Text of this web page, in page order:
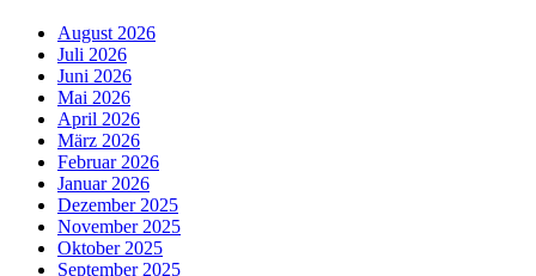
August 2026
Juli 2026
Juni 2026
Mai 2026
April 2026
März 2026
Februar 2026
Januar 2026
Dezember 2025
November 2025
Oktober 2025
September 2025